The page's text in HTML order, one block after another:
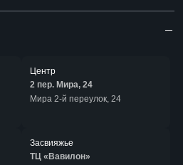
Центр
2 пер. Мира, 24
Мира 2-й переулок, 24
Засвияжье
ТЦ «Вавилон»